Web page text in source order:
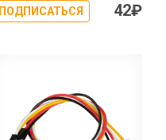
ПОДПИСАТЬСЯ 42₽